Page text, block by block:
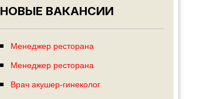
НОВЫЕ ВАКАНСИИ
Менеджер ресторана
Менеджер ресторана
Врач акушер-гинеколог